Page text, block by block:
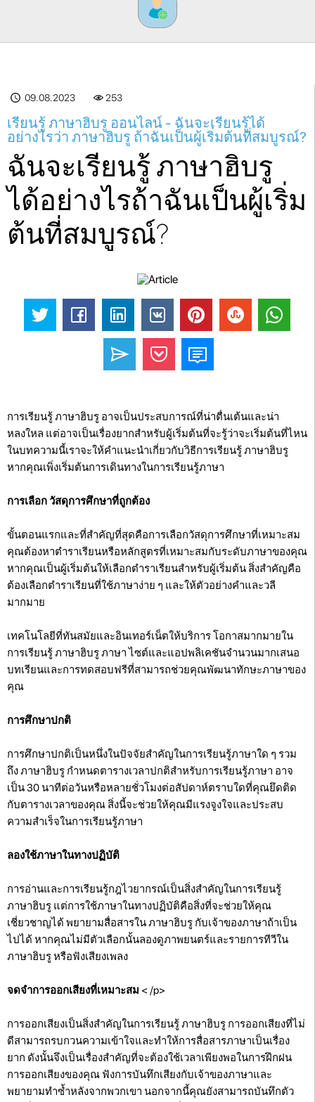
09.08.2023 253
เรียนรู้ ภาษาฮิบรู ออนไลน์ - ฉันจะเรียนรู้ได้
อย่างไรว่า ภาษาฮิบรู ถ้าฉันเป็นผู้เริ่มต้นที่สมบูรณ์?
ฉันจะเรียนรู้ ภาษาฮิบรู
ได้อย่างไรถ้าฉันเป็นผู้เริ่ม
ต้นที่สมบูรณ์?
การเรียนรู้ ภาษาฮิบรู อาจเป็นประสบการณ์ที่น่าตื่นเต้นและน่า
หลงใหล แต่อาจเป็นเรื่องยากสำหรับผู้เริ่มต้นที่จะรู้ว่าจะเริ่มต้นที่ไหน
ในบทความนี้เราจะให้คำแนะนำเกี่ยวกับวิธีการเรียนรู้ ภาษาฮิบรู
หากคุณเพิ่งเริ่มต้นการเดินทางในการเรียนรู้ภาษา
การเลือก วัสดุการศึกษาที่ถูกต้อง
ขั้นตอนแรกและที่สำคัญที่สุดคือการเลือกวัสดุการศึกษาที่เหมาะสม
คุณต้องหาตำราเรียนหรือหลักสูตรที่เหมาะสมกับระดับภาษาของคุณ
หากคุณเป็นผู้เริ่มต้นให้เลือกตำราเรียนสำหรับผู้เริ่มต้น สิ่งสำคัญคือ
ต้องเลือกตำราเรียนที่ใช้ภาษาง่าย ๆ และให้ตัวอย่างคำและวลี
มากมาย
เทคโนโลยีที่ทันสมัยและอินเทอร์เน็ตให้บริการ โอกาสมากมายใน
การเรียนรู้ ภาษาฮิบรู ภาษา ไซต์และแอปพลิเคชันจำนวนมากเสนอ
บทเรียนและการทดสอบฟรีที่สามารถช่วยคุณพัฒนาทักษะภาษาของ
คุณ
การศึกษาปกติ
การศึกษาปกติเป็นหนึ่งในปัจจัยสำคัญในการเรียนรู้ภาษาใด ๆ รวม
ถึง ภาษาฮิบรู กำหนดตารางเวลาปกติสำหรับการเรียนรู้ภาษา อาจ
เป็น 30 นาทีต่อวันหรือหลายชั่วโมงต่อสัปดาห์ตราบใดที่คุณยึดติด
กับตารางเวลาของคุณ สิ่งนี้จะช่วยให้คุณมีแรงจูงใจและประสบ
ความสำเร็จในการเรียนรู้ภาษา
ลองใช้ภาษาในทางปฏิบัติ
การอ่านและการเรียนรู้กฎไวยากรณ์เป็นสิ่งสำคัญในการเรียนรู้
ภาษาฮิบรู แต่การใช้ภาษาในทางปฏิบัติคือสิ่งที่จะช่วยให้คุณ
เชี่ยวชาญได้ พยายามสื่อสารใน ภาษาฮิบรู กับเจ้าของภาษาถ้าเป็น
ไปได้ หากคุณไม่มีตัวเลือกนั้นลองดูภาพยนตร์และรายการทีวีใน
ภาษาฮิบรู หรือฟังเสียงเพลง
จดจำการออกเสียงที่เหมาะสม < /p>
การออกเสียงเป็นสิ่งสำคัญในการเรียนรู้ ภาษาฮิบรู การออกเสียงที่ไม่
ดีสามารถรบกวนความเข้าใจและทำให้การสื่อสารภาษาเป็นเรื่อง
ยาก ดังนั้นจึงเป็นเรื่องสำคัญที่จะต้องใช้เวลาเพียงพอในการฝึกฝน
การออกเสียงของคุณ ฟังการบันทึกเสียงกับเจ้าของภาษาและ
พยายามทำซ้ำหลังจากพวกเขา นอกจากนี้คุณยังสามารถบันทึกตัว